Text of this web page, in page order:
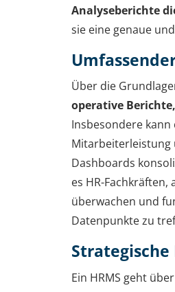
Analyseberichte
sie eine genaue
Über die
operative
Insbesondere
Mitarbeiterleistung
Dashboards
es HR-
überwachen und
Datenpunkte zu
Strategische
Ein HRMS geht